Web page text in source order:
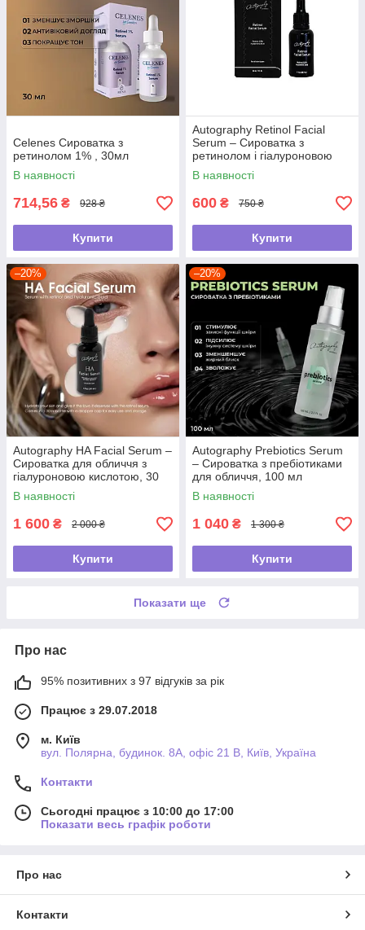
Celenes Сироватка з
ретинолом 1% , 30мл
В наявності
714,56 ₴ 928 ₴
Купити
Autography Retinol Facial
Serum – Сироватка з
ретинолом і гіалуроновою
кислотою, 30 мл
В наявності
600 ₴ 750 ₴
Купити
–20%
Autography HA Facial Serum –
Сироватка для обличчя з
гіалуроновою кислотою, 30
мл
В наявності
1 600 ₴ 2 000 ₴
Купити
–20%
Autography Prebiotics Serum
– Сироватка з пребіотиками
для обличчя, 100 мл
В наявності
1 040 ₴ 1 300 ₴
Купити
Показати ще
Про нас
95% позитивних з 97 відгуків за рік
Працює з 29.07.2018
м. Київ
вул. Полярна, будинок. 8А, офіс 21 В, Київ, Україна
Контакти
Сьогодні працює з 10:00 до 17:00
Показати весь графік роботи
Про нас
Контакти